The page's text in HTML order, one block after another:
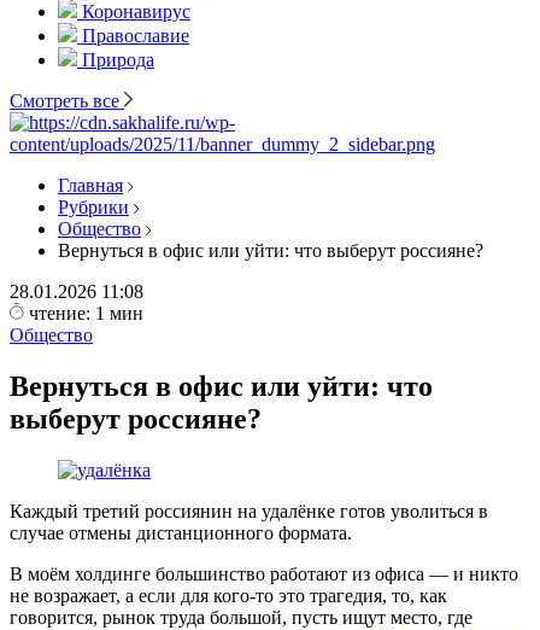
Коронавирус
Православие
Природа
Смотреть все
Главная
Рубрики
Общество
Вернуться в офис или уйти: что выберут россияне?
28.01.2026 11:08
чтение: 1 мин
Общество
Вернуться в офис или уйти: что
выберут россияне?
Каждый третий россиянин на удалёнке готов уволиться в
случае отмены дистанционного формата.
В моём холдинге большинство работают из офиса — и никто
не возражает, а если для кого-то это трагедия, то, как
говорится, рынок труда большой, пусть ищут место, где